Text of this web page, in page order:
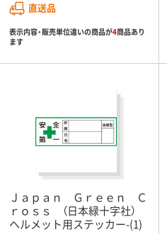
直送品
表示内容・販売単位違いの商品が4商品あり
ます
Ｊａｐａｎ Ｇｒｅｅｎ Ｃ
ｒｏｓｓ （日本緑十字社）
ヘルメット用ステッカー-(1)